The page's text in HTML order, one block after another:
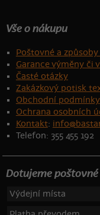
Vše o nákupu
Poštovné a
Garance výměny či
Časté otázky
Zakázkový potisk
Obchodní podmínky
Ochrana osobních
Kontakt:
Telefon: 355 455 192
Dotujeme poštovné
Výdejní místa